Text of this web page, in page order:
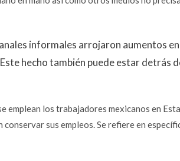
informales arrojaron aumentos
hecho también puede estar detrás
emplean los trabajadores mexicanos en
sus empleos. Se refiere en